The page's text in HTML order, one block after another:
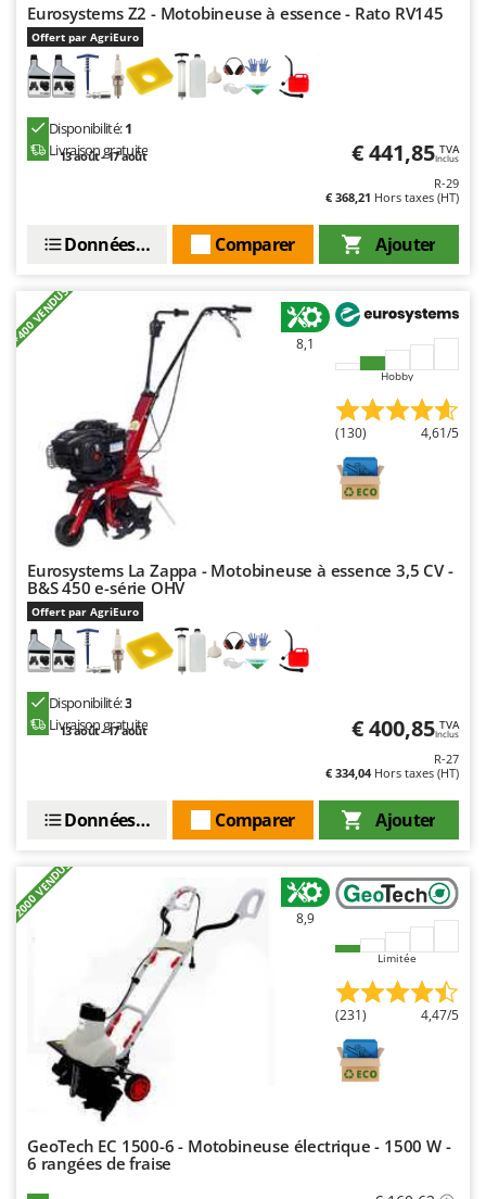
Eurosystems Z2 - Motobineuse à essence - Rato RV145
Offert par AgriEuro
Disponibilité:1
Livraison gratuite
13 août - 17 août € 441,85 TVA
Inclus
R-29
€ 368,21 Hors taxes (HT)
Ajouter
Comparer
Données techniques
+400 VENDUS 8,1
Hobby
(130) 4,61/5
Eurosystems La Zappa - Motobineuse à essence 3,5 CV -
B&S 450 e-série OHV
Offert par AgriEuro
Disponibilité:3
Livraison gratuite
13 août - 17 août € 400,85 TVA
Inclus
R-27
€ 334,04Hors taxes (HT)
Ajouter
Comparer
Données techniques
+2000 VENDUS 8,9
Limitée
(231) 4,47/5
GeoTech EC 1500-6 - Motobineuse électrique - 1500 W -
6 rangées de fraise